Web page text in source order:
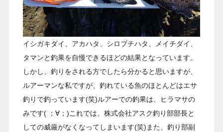
イシガキダイ、アカハタ、シロブチハタ、メイチダイ、
タマンと釣果を自慢できるほどの結果となっています。
しかし、釣りをされる方でしたら分かると思いますが、
ルアーマンな私ですが、釣れている魚のほとんどはエサ
釣りで釣っています(笑)ルアーでの釣果は、ヒラマサの
みです( ；∀；)これでは、株式会社アスク釣り部部長と
しての威厳がなくなってしまいます(笑)また、釣り部副